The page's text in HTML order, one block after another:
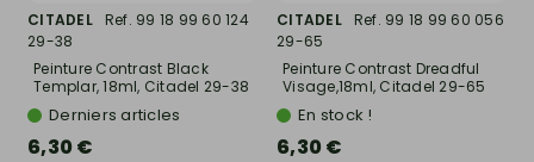
CITADEL
Ref. 99 18 99 60 124
29-38
Peinture Contrast Black
Templar, 18ml, Citadel 29-38
Derniers articles
6,30 €
CITADEL
Ref. 99 18 99 60 056
29-65
Peinture Contrast Dreadful
Visage,18ml, Citadel 29-65
En stock !
6,30 €